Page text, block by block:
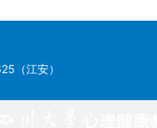
（江安）